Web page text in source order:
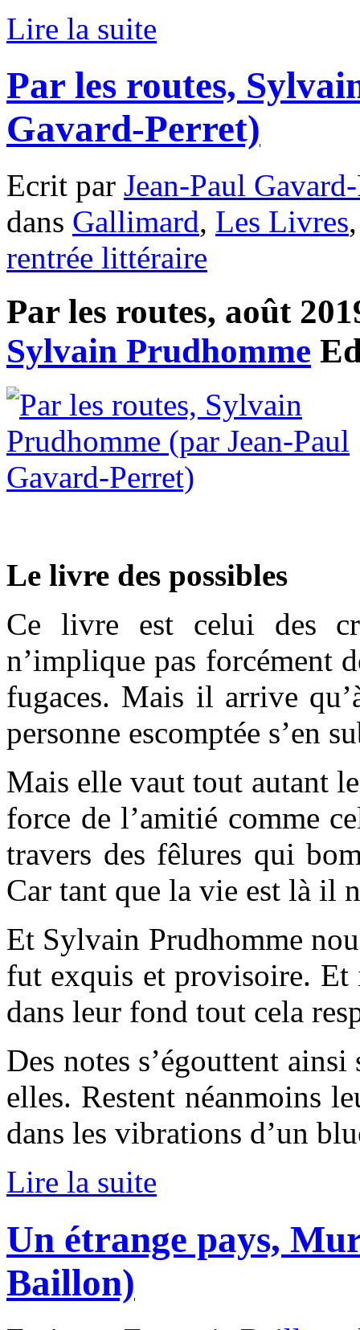
Lire la suite
Par les routes,
Gavard-Perret)
Ecrit par Jean-Paul
dans Gallimard, Les Livres
rentrée littéraire
Par les routes, août
Sylvain Prudhomme
Le livre des possibles
Ce livre est celui des
n’implique pas forcément
fugaces. Mais il arrive
personne escomptée s’en
Mais elle vaut tout autant
force de l’amitié comme
travers des fêlures qui
Car tant que la vie est là il
Et Sylvain Prudhomme
fut exquis et provisoire. Et
dans leur fond tout cela
Des notes s’égouttent
elles. Restent néanmoins
dans les vibrations d’un
Lire la suite
Un étrange pays,
Baillon)